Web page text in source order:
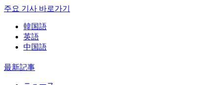
주요 기사 바로가기
韓国語
英語
中国語
最新記事